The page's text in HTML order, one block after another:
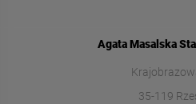
Agata Masalska
35-119